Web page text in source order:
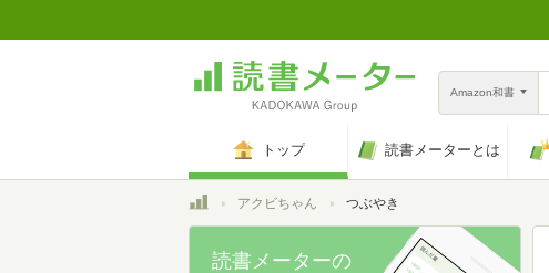
Amazon和書
トップ 読書メーターとは
トップアクビちゃん つぶやき
読書メーターの